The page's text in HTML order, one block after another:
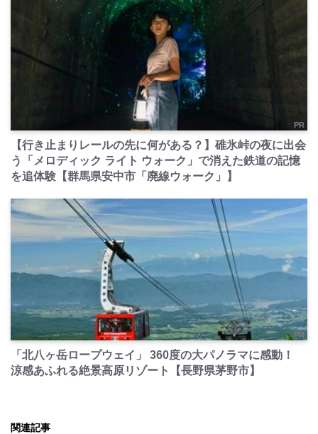
PR
【行き止まりレールの先に何がある？】碓氷峠の夜に出会
う「メロディック ライト ウォーク」で消えた鉄道の記憶
を追体験【群馬県安中市「廃線ウォーク」】
PR
「北八ヶ岳ロープウェイ」 360度の大パノラマに感動！
涼感あふれる絶景高原リゾート【長野県茅野市】
関連記事